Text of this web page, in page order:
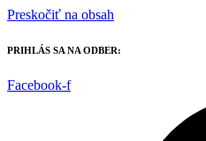
Preskočiť na obsah
PRIHLÁS SA NA ODBER:
Facebook-f